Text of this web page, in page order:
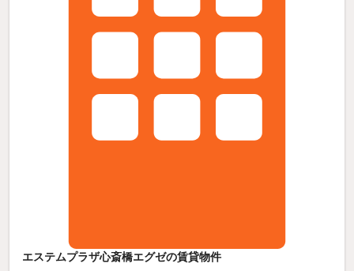
エステムプラザ心斎橋エグゼの賃貸物件